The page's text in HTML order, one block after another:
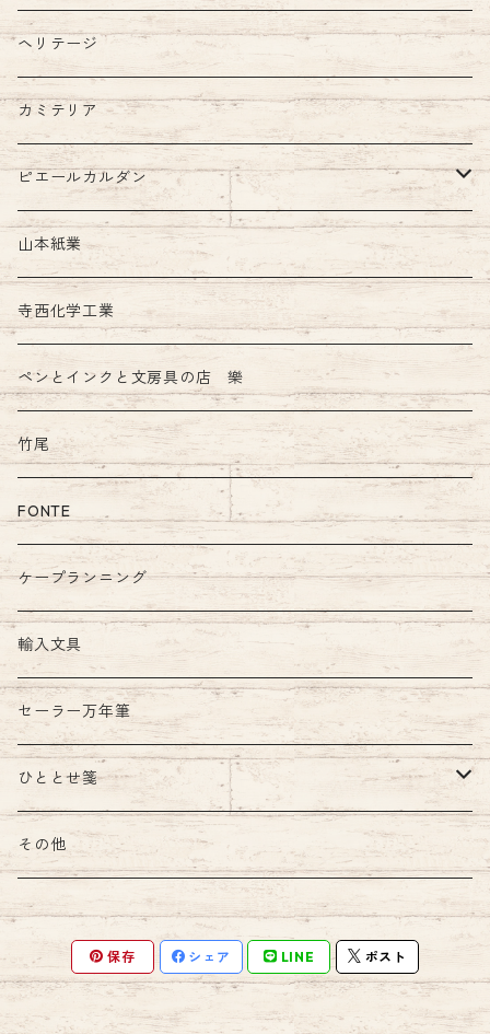
ヘリテージ
カミテリア
ピエールカルダン
インク
ガラスペン
山本紙業
寺西化学工業
ペンとインクと文房具の店 樂
竹尾
FONTE
ケープランニング
輸入文具
セーラー万年筆
ひととせ箋
ひととせ一筆箋
その他
保存 シェア LINE ポスト